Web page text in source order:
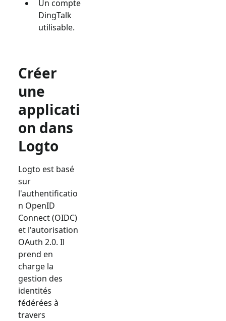
Un compte
DingTalk
utilisable.
Créer
une
applicati
on dans
Logto
Logto est basé
sur
l'authentificatio
n OpenID
Connect (OIDC)
et l'autorisation
OAuth 2.0. Il
prend en
charge la
gestion des
identités
fédérées à
travers